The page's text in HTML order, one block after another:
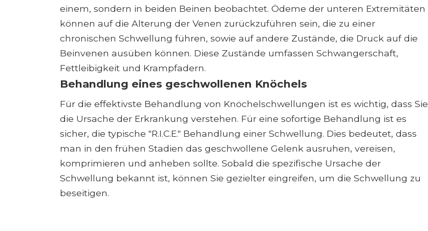
einem, sondern in beiden Beinen beobachtet. Ödeme der unteren Extremitäten
können auf die Alterung der Venen zurückzuführen sein, die zu einer
chronischen Schwellung führen, sowie auf andere Zustände, die Druck auf die
Beinvenen ausüben können. Diese Zustände umfassen Schwangerschaft,
Fettleibigkeit und Krampfadern.
Behandlung eines geschwollenen Knöchels
Für die effektivste Behandlung von Knöchelschwellungen ist es wichtig, dass Sie
die Ursache der Erkrankung verstehen. Für eine sofortige Behandlung ist es
sicher, die typische "R.I.C.E." Behandlung einer Schwellung. Dies bedeutet, dass
man in den frühen Stadien das geschwollene Gelenk ausruhen, vereisen,
komprimieren und anheben sollte. Sobald die spezifische Ursache der
Schwellung bekannt ist, können Sie gezielter eingreifen, um die Schwellung zu
beseitigen.